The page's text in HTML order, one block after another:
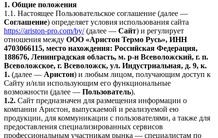
1. Общие положения
1.1. Настоящее Пользовательское соглашение (далее —
Соглашение) определяет условия использования сайта
https://ariston-pro.com/by/(далее — Сайт) и регулирует
отношения между ООО «Аристон Термо Русь», ИНН
4703066115, место нахождения: Российская Федерация,
188676, Ленинградская область, м. р-н Всеволожский, г. п.
Всеволожское, г. Всеволожск, ул. Индустриальная, д. 9, к.
1. (далее — Аристон) и любым лицом, получающим доступ к
Сайту и/или использующим его функциональные
возможности (далее — Пользователь).
1.2. Сайт предназначен для размещения информации о
компании Аристон, выпускаемой и реализуемой ею
продукции, для коммуникации с пользователями, а также для
предоставления специализированных сервисов
профессиональным участникам рынка — специалистам по